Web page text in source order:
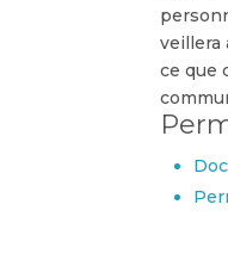
veillera
ce que